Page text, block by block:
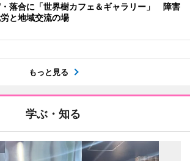
落合に「世界樹カフェ＆ギャラリー」 障害
と地域交流の場
もっと見る
学ぶ・知る